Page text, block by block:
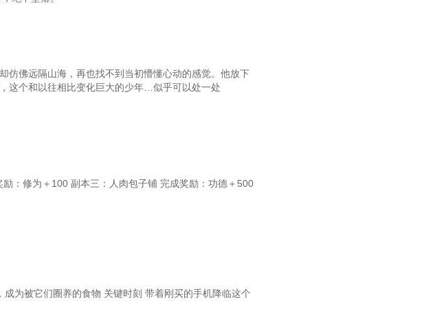
第105章：塞翁失马焉知非福
第117章：卫生院的邀请
奇 第129章：晕厥
仿佛远隔山海，再也找不到当初懵懂心动的感觉。他放下
这个和以往相比变化巨大的少年…似乎可以处一处
：修为＋100 副本三：人肉包子铺 完成奖励：功德＋500
为被它们圈养的食物 关键时刻 带着刚买的手机降临这个